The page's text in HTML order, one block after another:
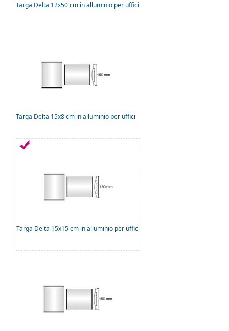
Targa Delta 12x50 cm in alluminio per uffici
Targa Delta 15x8 cm in alluminio per uffici
Targa Delta 15x15 cm in alluminio per uffici